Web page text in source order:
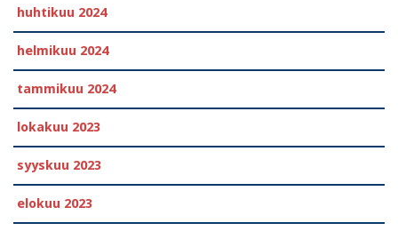
huhtikuu 2024
helmikuu 2024
tammikuu 2024
lokakuu 2023
syyskuu 2023
elokuu 2023